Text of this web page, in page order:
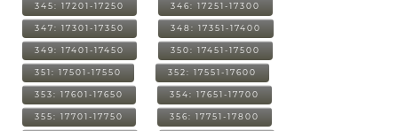
345: 17201-17250 346: 17251-17300
347: 17301-17350 348: 17351-17400
349: 17401-17450 350: 17451-17500
351: 17501-17550 352: 17551-17600
353: 17601-17650 354: 17651-17700
355: 17701-17750 356: 17751-17800